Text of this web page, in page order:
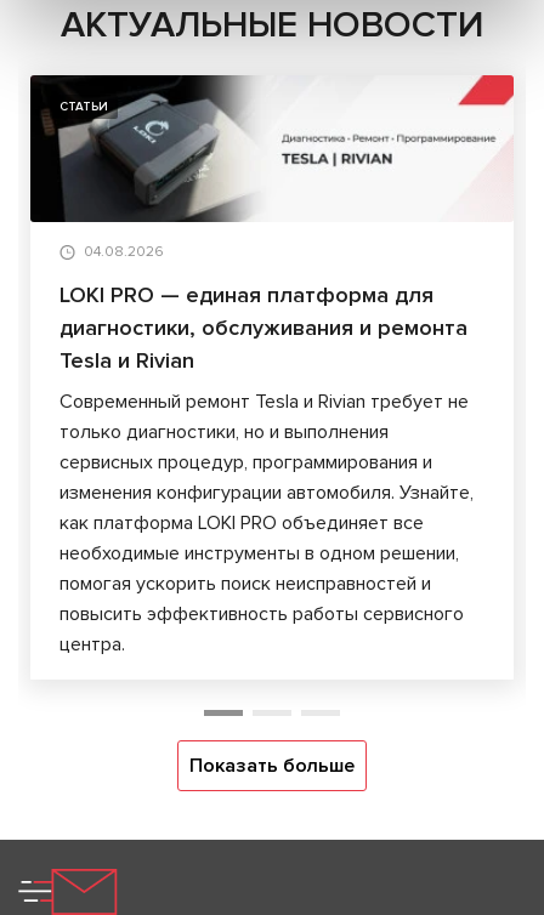
АКТУАЛЬНЫЕ НОВОСТИ
СТАТЬИ
04.08.2026
LOKI PRO — единая платформа для
диагностики, обслуживания и ремонта
Tesla и Rivian
Современный ремонт Tesla и Rivian требует не
только диагностики, но и выполнения
сервисных процедур, программирования и
изменения конфигурации автомобиля. Узнайте,
как платформа LOKI PRO объединяет все
необходимые инструменты в одном решении,
помогая ускорить поиск неисправностей и
повысить эффективность работы сервисного
центра.
Показать больше